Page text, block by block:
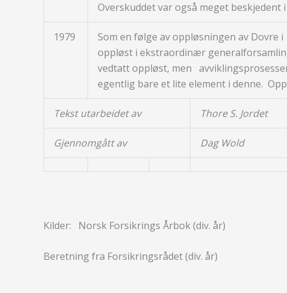
Overskuddet var også meget beskjedent
1979
Som en følge av oppløsningen av Dovre
oppløst i ekstraordinær
vedtatt oppløst, men
egentlig bare et lite element i denne.
Tekst utarbeidet av Thore S. Jordet
Gjennomgått av Dag Wold
Kilder: Norsk Forsikrings Årbok (div. år)
Beretning fra Forsikringsrådet (div. år)